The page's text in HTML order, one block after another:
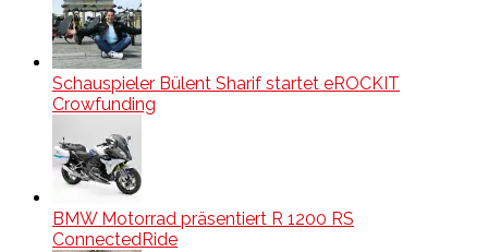
Schauspieler Bülent Sharif startet eROCKIT
Crowfunding
BMW Motorrad präsentiert R 1200 RS
ConnectedRide